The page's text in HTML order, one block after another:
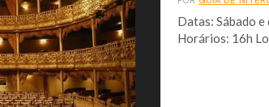
Datas: Sábado
Horários: 16h